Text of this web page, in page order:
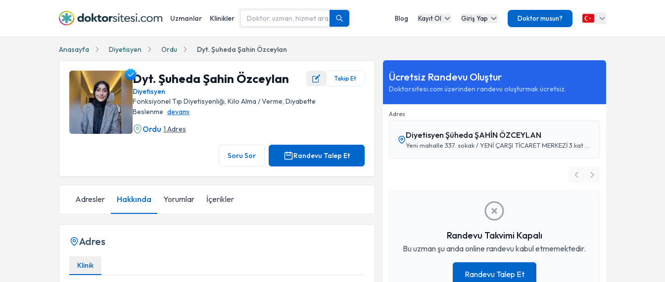
Uzmanlar Klinikler Blog Kayıt Ol Giriş Yap Doktor musun?
Anasayfa Diyetisyen Ordu Dyt. Şuheda Şahin Özceylan
Dyt. Şuheda Şahin Özceylan Takip Et
Diyetisyen
Fonksiyonel Tıp Diyetisyenliği, Kilo Alma / Verme, Diyabette
Beslenme devamı
Ordu 1 Adres
Soru Sor Randevu Talep Et
Adresler Hakkında Yorumlar İçerikler
Adres
Klinik
Ücretsiz Randevu Oluştur
Doktorsitesi.com üzerinden randevu oluşturmak ücretsiz.
Adres
Diyetisyen Şüheda ŞAHİN ÖZCEYLAN
Randevu Takvimi Kapalı
Bu uzman şu anda online randevu kabul etmemektedir.
Randevu Talep Et